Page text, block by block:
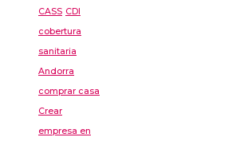
CASS CDI
cobertura
sanitaria
Andorra
comprar casa
Crear
empresa en